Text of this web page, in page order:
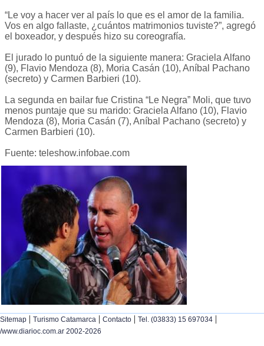
“Le voy a hacer ver al país lo que es el amor de la familia.
Vos en algo fallaste, ¿cuántos matrimonios tuviste?”, agregó
el boxeador, y después hizo su coreografía.
El jurado lo puntuó de la siguiente manera: Graciela Alfano
(9), Flavio Mendoza (8), Moria Casán (10), Aníbal Pachano
(secreto) y Carmen Barbieri (10).
La segunda en bailar fue Cristina “Le Negra” Moli, que tuvo
menos puntaje que su marido: Graciela Alfano (10), Flavio
Mendoza (8), Moria Casán (7), Aníbal Pachano (secreto) y
Carmen Barbieri (10).
Fuente: teleshow.infobae.com
Sitemap | Turismo Catamarca | Contacto | Tel. (03833) 15 697034 |
/www.diarioc.com.ar 2002-2026